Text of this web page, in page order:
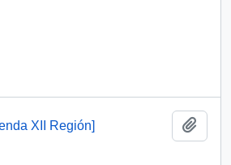
XII Región]